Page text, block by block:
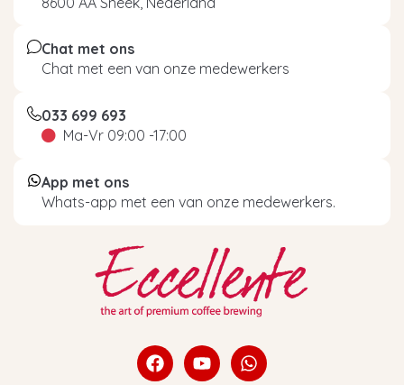
Chat met ons
Chat met een van onze medewerkers
033 699 693
Ma-Vr 09:00 -17:00
App met ons
Whats-app met een van onze medewerkers.